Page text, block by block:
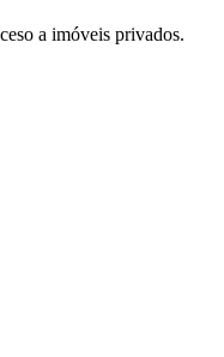
a imóveis privados.